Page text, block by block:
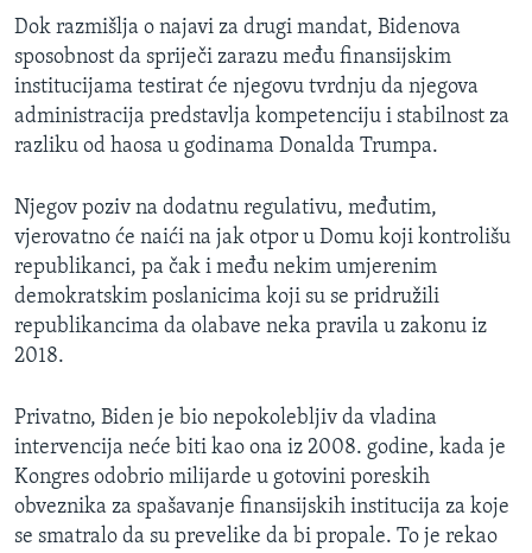
Dok razmišlja o najavi za drugi mandat, Bidenova
sposobnost da spriječi zarazu među finansijskim
institucijama testirat će njegovu tvrdnju da njegova
administracija predstavlja kompetenciju i stabilnost za
razliku od haosa u godinama Donalda Trumpa.
Njegov poziv na dodatnu regulativu, međutim,
vjerovatno će naići na jak otpor u Domu koji kontrolišu
republikanci, pa čak i među nekim umjerenim
demokratskim poslanicima koji su se pridružili
republikancima da olabave neka pravila u zakonu iz
2018.
Privatno, Biden je bio nepokolebljiv da vladina
intervencija neće biti kao ona iz 2008. godine, kada je
Kongres odobrio milijarde u gotovini poreskih
obveznika za spašavanje finansijskih institucija za koje
se smatralo da su prevelike da bi propale. To je rekao